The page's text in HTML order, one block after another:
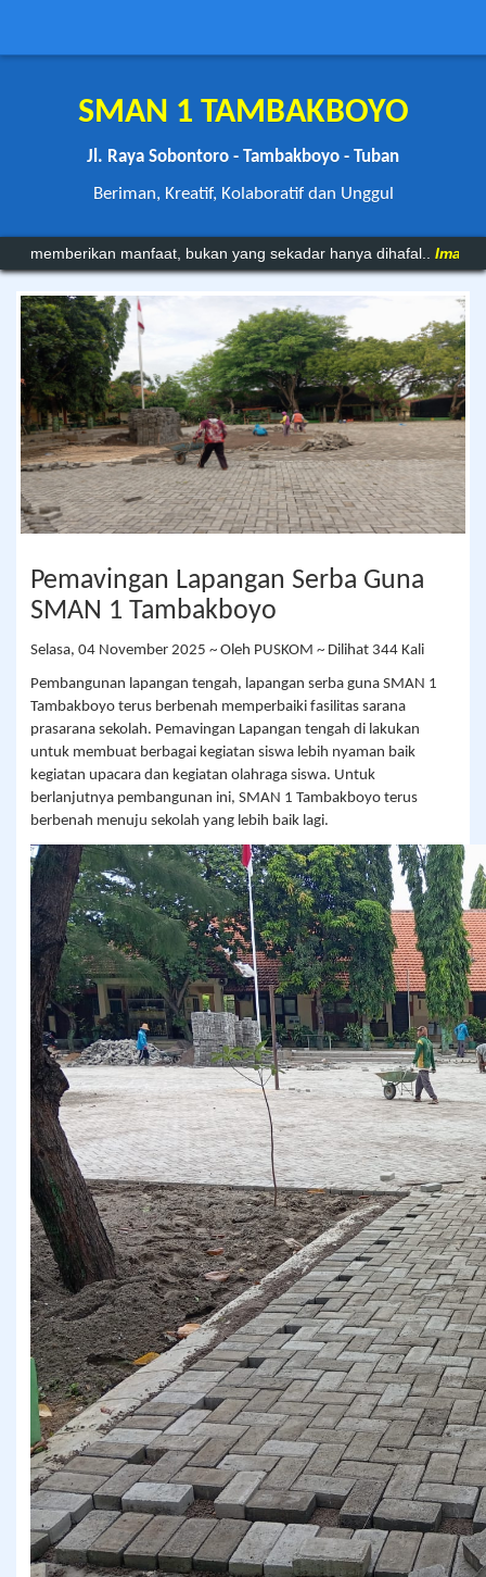
SMAN 1 TAMBAKBOYO
Jl. Raya Sobontoro - Tambakboyo - Tuban
Beriman, Kreatif, Kolaboratif dan Unggul
bukan yang sekadar hanya dihafal..Imam Syafi'i
Pemavingan Lapangan Serba Guna
SMAN 1 Tambakboyo
Selasa, 04 November 2025 ~ Oleh PUSKOM ~ Dilihat 344 Kali
Pembangunan lapangan tengah, lapangan serba guna SMAN 1
Tambakboyo terus berbenah memperbaiki fasilitas sarana
prasarana sekolah. Pemavingan Lapangan tengah di lakukan
untuk membuat berbagai kegiatan siswa lebih nyaman baik
kegiatan upacara dan kegiatan olahraga siswa. Untuk
berlanjutnya pembangunan ini, SMAN 1 Tambakboyo terus
berbenah menuju sekolah yang lebih baik lagi.